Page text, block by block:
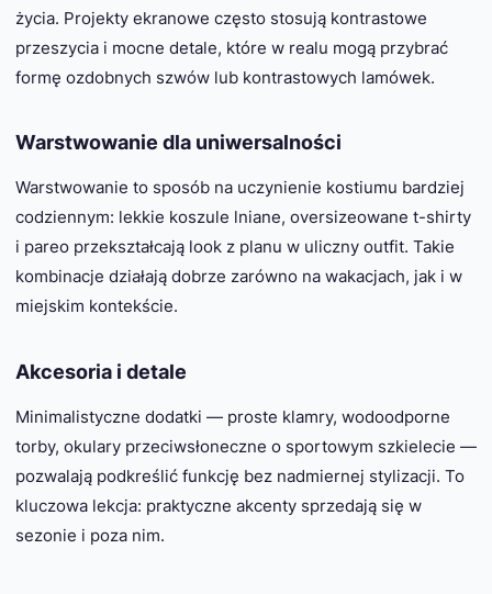
życia. Projekty ekranowe często stosują kontrastowe
przeszycia i mocne detale, które w realu mogą przybrać
formę ozdobnych szwów lub kontrastowych lamówek.
Warstwowanie dla uniwersalności
Warstwowanie to sposób na uczynienie kostiumu bardziej
codziennym: lekkie koszule lniane, oversize­owane t-shirty
i pareo przekształcają look z planu w uliczny outfit. Takie
kombinacje działają dobrze zarówno na wakacjach, jak i w
miejskim kontekście.
Akcesoria i detale
Minimalistyczne dodatki — proste klamry, wodoodporne
torby, okulary przeciwsłoneczne o sportowym szkielecie —
pozwalają podkreślić funkcję bez nadmiernej stylizacji. To
kluczowa lekcja: praktyczne akcenty sprzedają się w
sezonie i poza nim.